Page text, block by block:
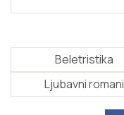
Beletristika
Ljubavni romani